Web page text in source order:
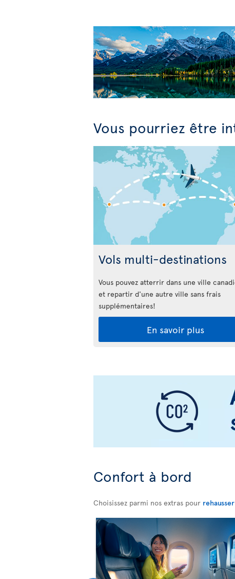
Vous pourriez être
Vols multi-destinations
Vous pouvez atterrir dans une ville
et repartir d'une autre ville sans frais
supplémentaires!
En savoir plus
Confort à bord
Choisissez parmi nos extras pour